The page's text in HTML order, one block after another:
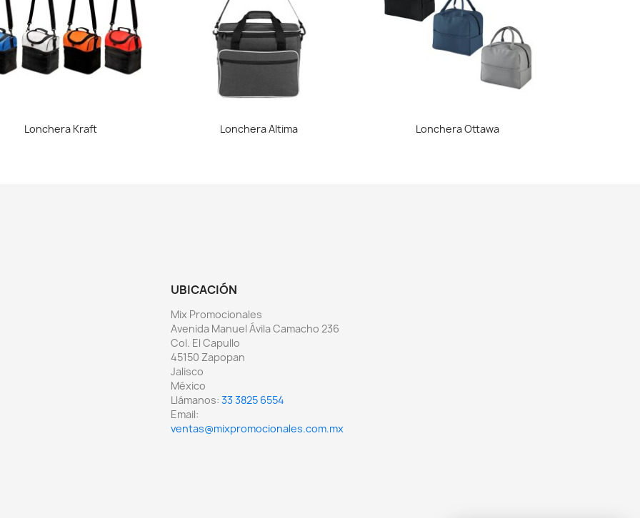
Vista rápida
Lonchera Kraft Vista rápida
Lonchera Altima Vista rápida
Lonchera Ottawa
UBICACIÓN
Mix Promocionales
Avenida Manuel Ávila Camacho 236
Col. El Capullo
45150 Zapopan
Jalisco
México
Llámanos: 33 3825 6554
Email:
ventas@mixpromocionales.com.mx